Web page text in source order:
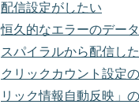
配信設定がしたい
恒久的なエラーのデー
スパイラルから配信し
クリックカウント設定
リック情報自動反映」